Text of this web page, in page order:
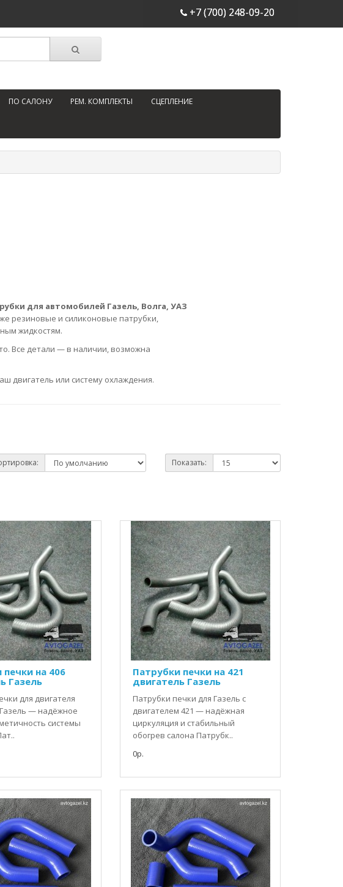
+7 (700) 248-09-20
ПО САЛОНУ РЕМ. КОМПЛЕКТЫ СЦЕПЛЕНИЕ
для автомобилей Газель, Волга, УАЗ
резиновые и силиконовые патрубки,
жидкостям.
Все детали — в наличии, возможна
двигатель или систему охлаждения.
Показать:
на 406
Газель
для двигателя
— надёжное
системы
Патрубки печки на 421
двигатель Газель
Патрубки печки для Газель с
двигателем 421 — надёжная
циркуляция и стабильный
обогрев салона Патрубк..
0р.